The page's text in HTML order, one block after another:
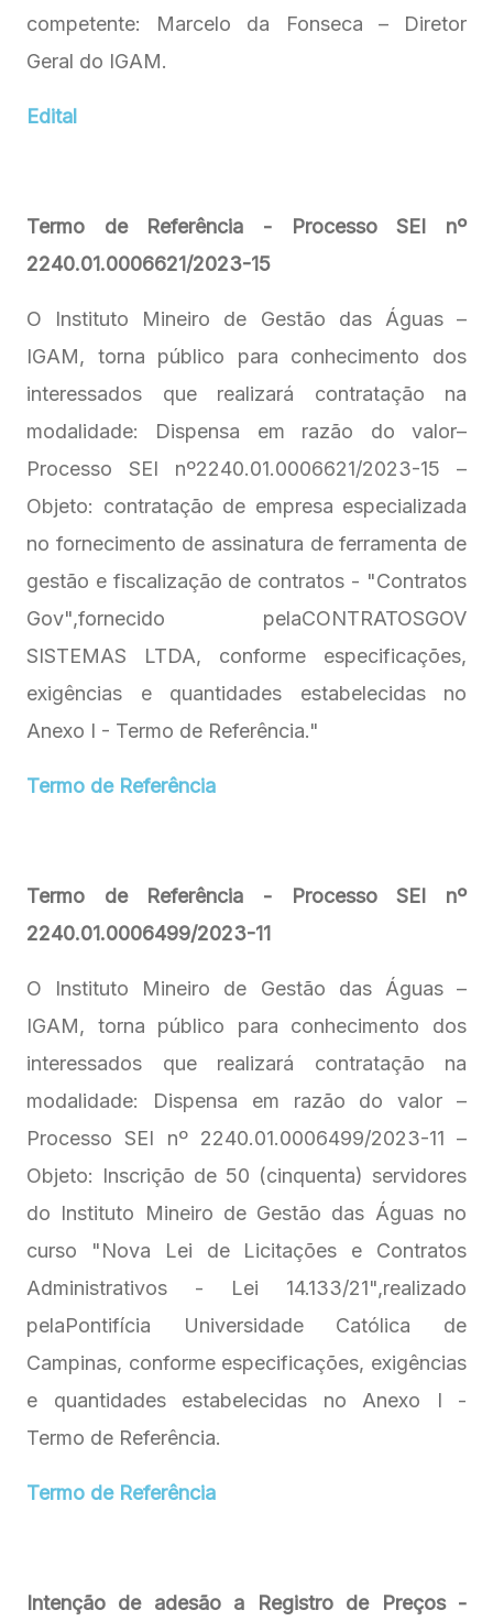
competente: Marcelo da Fonseca – Diretor
Geral do IGAM.
Edital
Termo de Referência - Processo SEI nº
2240.01.0006621/2023-15
O Instituto Mineiro de Gestão das Águas –
IGAM, torna público para conhecimento dos
interessados que realizará contratação na
modalidade: Dispensa em razão do valor–
Processo SEI nº2240.01.0006621/2023-15 –
Objeto: contratação de empresa especializada
no fornecimento de assinatura de ferramenta de
gestão e fiscalização de contratos - "Contratos
Gov",fornecido pelaCONTRATOSGOV
SISTEMAS LTDA, conforme especificações,
exigências e quantidades estabelecidas no
Anexo I - Termo de Referência."
Termo de Referência
Termo de Referência - Processo SEI nº
2240.01.0006499/2023-11
O Instituto Mineiro de Gestão das Águas –
IGAM, torna público para conhecimento dos
interessados que realizará contratação na
modalidade: Dispensa em razão do valor –
Processo SEI nº 2240.01.0006499/2023-11 –
Objeto: Inscrição de 50 (cinquenta) servidores
do Instituto Mineiro de Gestão das Águas no
curso "Nova Lei de Licitações e Contratos
Administrativos - Lei 14.133/21",realizado
pelaPontifícia Universidade Católica de
Campinas, conforme especificações, exigências
e quantidades estabelecidas no Anexo I -
Termo de Referência.
Termo de Referência
Intenção de adesão a Registro de Preços -